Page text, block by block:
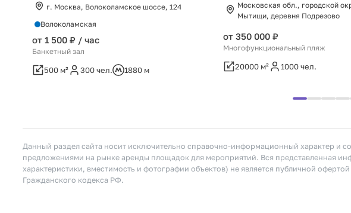
г. Москва, Волоколамское шоссе, 124
Волоколамская
от 1 500 ₽ / час
Банкетный зал
500 м² 300 чел. 1880 м
Московская обл., городской
Мытищи, деревня Подрезово
от 350 000 ₽
Многофункциональный пляж
20000 м² 1000 чел.
Данный раздел сайта носит исключительно справочно-информационный характер и
предложениями на рынке аренды площадок для мероприятий. Вся представленная
характеристики, вместимость и фотографии объектов) не является публичной
Гражданского кодекса РФ.